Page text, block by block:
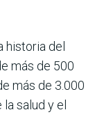
historia del
más de 500
más de 3.000
salud y el